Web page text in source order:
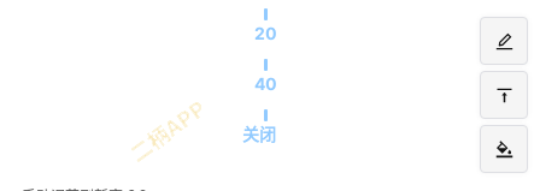
20
40
关闭